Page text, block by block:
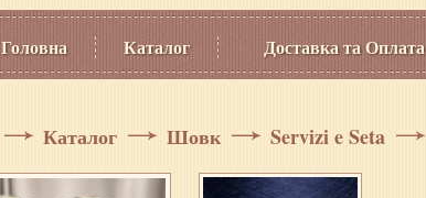
Головна Каталог Доставка та Оплата
Каталог Шовк Servizi e Seta